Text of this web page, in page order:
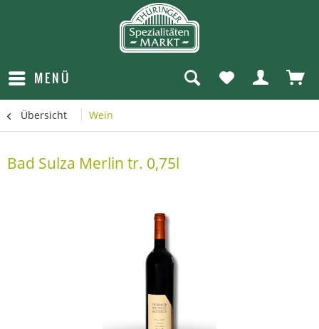
MENÜ
Übersicht Wein
Bad Sulza Merlin tr. 0,75l